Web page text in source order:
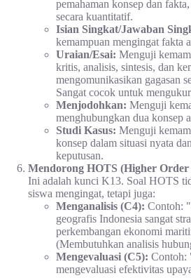
pemahaman konsep dan
secara kuantitatif.
Isian Singkat/Jawaban
kemampuan mengingat fakta
Uraian/Esai: Menguji
kritis, analisis, sintesis, dan
mengomunikasikan gagasan
Sangat cocok untuk
Menjodohkan: Menguji
menghubungkan dua konsep
Studi Kasus: Menguji
konsep dalam situasi nyata
keputusan.
Mendorong HOTS (Higher
Ini adalah kunci K13. Soal HOTS
siswa mengingat, tetapi juga:
Menganalisis (C4): Contoh:
geografis Indonesia sangat
perkembangan ekonomi
(Membutuhkan analisis
Mengevaluasi (C5): Contoh:
mengevaluasi efektivitas